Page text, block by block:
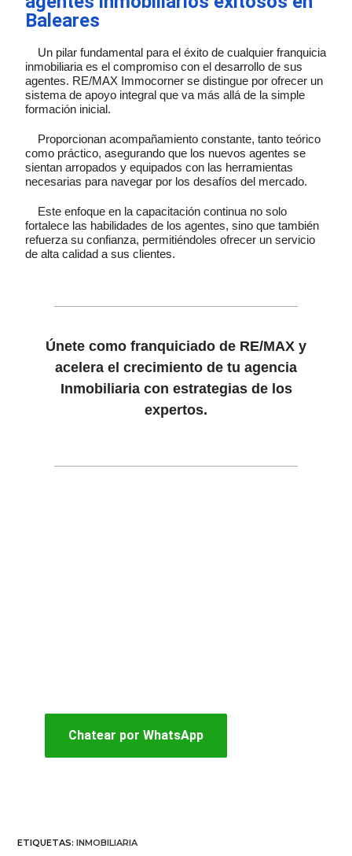
Baleares
Un pilar fundamental para el éxito de cualquier franquicia
inmobiliaria es el compromiso con el desarrollo de sus
agentes. RE/MAX Immocorner se distingue por ofrecer un
sistema de apoyo integral que va más allá de la simple
formación inicial.
Proporcionan acompañamiento constante, tanto teórico
como práctico, asegurando que los nuevos agentes se
sientan arropados y equipados con las herramientas
necesarias para navegar por los desafíos del mercado.
Este enfoque en la capacitación continua no solo
fortalece las habilidades de los agentes, sino que también
refuerza su confianza, permitiéndoles ofrecer un servicio
de alta calidad a sus clientes.
Únete como franquiciado de RE/MAX y
acelera el crecimiento de tu agencia
Inmobiliaria con estrategias de los
expertos.
Chatear por WhatsApp
ETIQUETAS:INMOBILIARIA